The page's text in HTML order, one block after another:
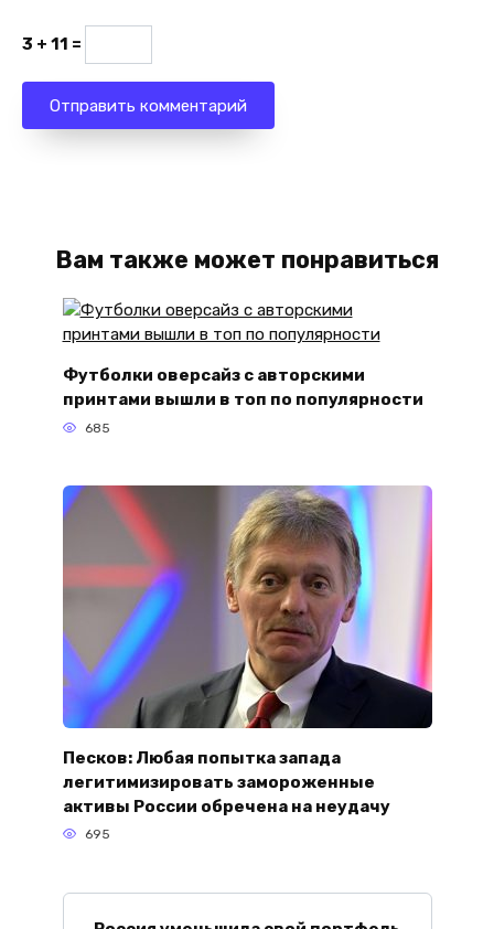
3 + 11 =
Вам также может понравиться
Футболки оверсайз с авторскими
принтами вышли в топ по популярности
685
Песков: Любая попытка запада
легитимизировать замороженные
активы России обречена на неудачу
695